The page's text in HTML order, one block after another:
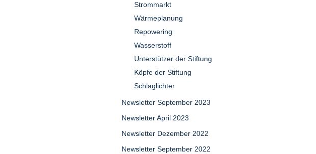
Strommarkt
Wärmeplanung
Repowering
Wasserstoff
Unterstützer der Stiftung
Köpfe der Stiftung
Schlaglichter
Newsletter September 2023
Newsletter April 2023
Newsletter Dezember 2022
Newsletter September 2022